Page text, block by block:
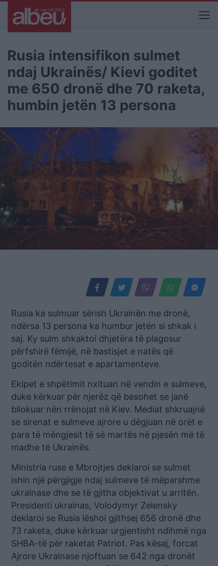
Rusia intensifikon sulmet
ndaj Ukrainës/ Kievi goditet
me 650 dronë dhe 70 raketa,
humbin jetën 13 persona
Rusia ka sulmuar sërish Ukrainën me dronë,
ndërsa 13 persona ka humbur jetën si shkak i
saj. Ky sulm shkaktoi dhjetëra të plagosur
përfshirë fëmijë, në bastisjet e natës që
goditën ndërtesat e apartamenteve.
Ekipet e shpëtimit nxituan në vendin e sulmeve,
duke kërkuar për njerëz që besohet se janë
bllokuar nën rrënojat në Kiev. Mediat shkruajnë
se sirenat e sulmeve ajrore u dëgjuan në orët e
para të mëngjesit të së martës në pjesën më të
madhe të Ukrainës.
Ministria ruse e Mbrojtjes deklaroi se sulmet
ishin një përgjigje ndaj sulmeve të mëparshme
ukrainase dhe se të gjitha objektivat u arritën.
Presidenti ukrainas, Volodymyr Zelensky
deklaroi se Rusia lëshoi ​​gjithsej 656 dronë dhe
73 raketa, duke kërkuar urgjentisht ndihmë nga
SHBA-të për raketat Patriot. Pas kësaj, forcat
Ajrore Ukrainase njoftuan se 642 nga dronët